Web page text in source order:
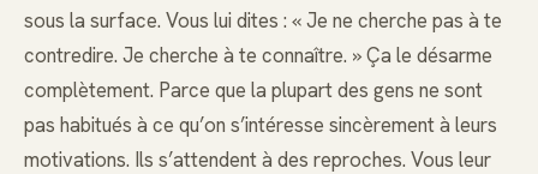
sous la surface. Vous lui dites : « Je ne cherche pas à te
contredire. Je cherche à te connaître. » Ça le désarme
complètement. Parce que la plupart des gens ne sont
pas habitués à ce qu’on s’intéresse sincèrement à leurs
motivations. Ils s’attendent à des reproches. Vous leur